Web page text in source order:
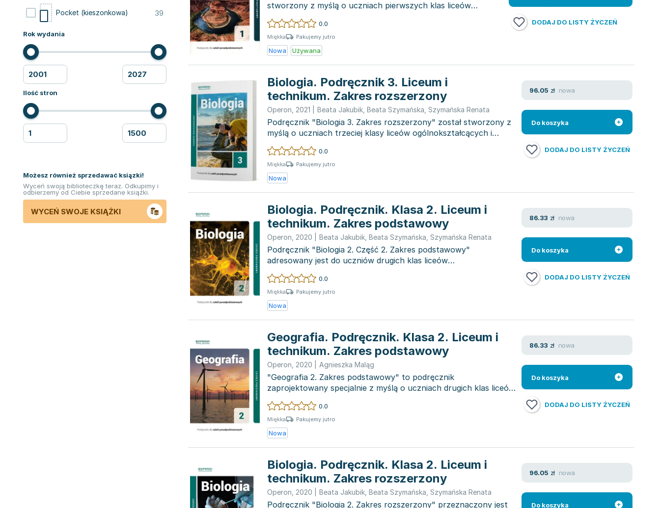
Pocket (kieszonkowa) 39
Rok wydania
Ilość stron
Możesz również sprzedawać ksiązki!
Wyceń swoją biblioteczkę teraz. Odkupimy i
odbierzemy od Ciebie sprzedane książki.
WYCEŃ SWOJE KSIĄŻKI
stworzony z myślą o uczniach pierwszych klas liceów
ogólnokształcących oraz tec...
0.0
Miękka Pakujemy jutro
Nowa Używana
DODAJ DO LISTY ŻYCZEŃ
Biologia. Podręcznik 3. Liceum i
technikum. Zakres rozszerzony
Operon 2021 Beata Jakubik Beata Szymańska Szymańska Renata
Podręcznik "Biologia 3. Zakres rozszerzony" został stworzony z
myślą o uczniach trzeciej klasy liceów ogólnokształcących i
technik...
0.0
Miękka Pakujemy jutro
Nowa
96.05 zł nowa
Do koszyka
DODAJ DO LISTY ŻYCZEŃ
Biologia. Podręcznik. Klasa 2. Liceum i
technikum. Zakres podstawowy
Operon 2020 Beata Jakubik Beata Szymańska Szymańska Renata
Podręcznik "Biologia 2. Część 2. Zakres podstawowy"
adresowany jest do uczniów drugich klas liceów
ogólnokształcących i techników....
0.0
Miękka Pakujemy jutro
Nowa
86.33 zł nowa
Do koszyka
DODAJ DO LISTY ŻYCZEŃ
Geografia. Podręcznik. Klasa 2. Liceum i
technikum. Zakres podstawowy
Operon 2020 Agnieszka Maląg
"Geografia 2. Zakres podstawowy" to podręcznik
zaprojektowany specjalnie z myślą o uczniach drugich klas liceów
ogólnokształcących...
0.0
Miękka Pakujemy jutro
Nowa
86.33 zł nowa
Do koszyka
DODAJ DO LISTY ŻYCZEŃ
Biologia. Podręcznik. Klasa 2. Liceum i
technikum. Zakres rozszerzony
Operon 2020 Beata Jakubik Beata Szymańska Szymańska Renata
Podręcznik "Biologia 2. Zakres rozszerzony" przeznaczony jest
96.05 zł nowa
Do koszyka